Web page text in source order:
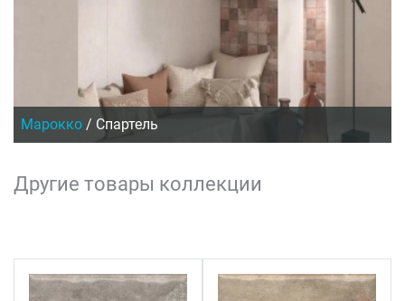
Марокко / Спартель
Другие товары коллекции